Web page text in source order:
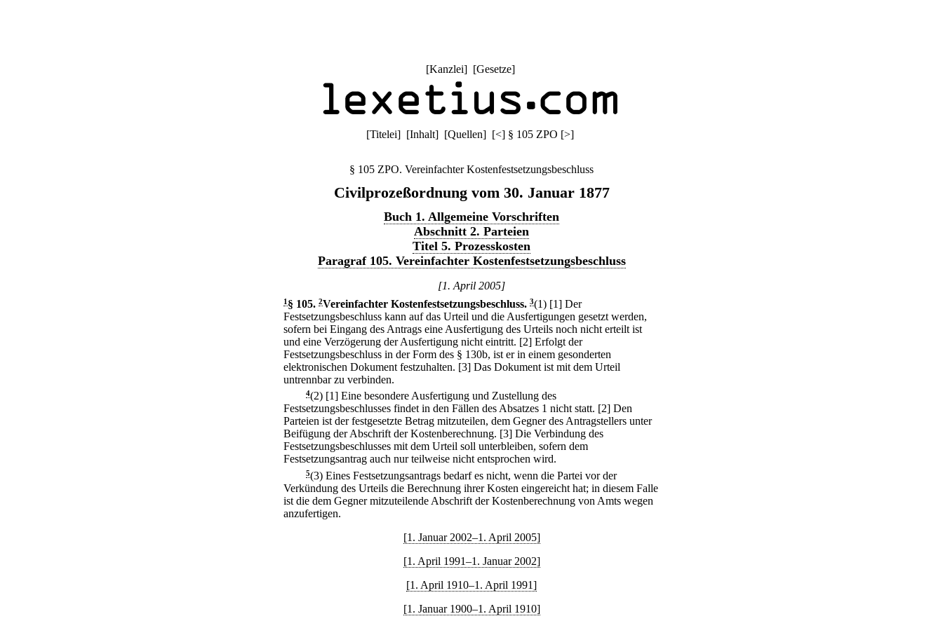
[Kanzlei] [Gesetze]
[Titelei] [Inhalt] [Quellen] [<] § 105 ZPO [>]
§ 105 ZPO. Vereinfachter Kostenfestsetzungsbeschluss
Civilprozeßordnung vom 30. Januar 1877
Buch 1. Allgemeine Vorschriften
Abschnitt 2. Parteien
Titel 5. Prozesskosten
Paragraf 105. Vereinfachter Kostenfestsetzungsbeschluss
[1. April 2005]
1 § 105. 2Vereinfachter Kostenfestsetzungsbeschluss. 3(1) [1] Der
Festsetzungsbeschluss kann auf das Urteil und die Ausfertigungen gesetzt werden,
sofern bei Eingang des Antrags eine Ausfertigung des Urteils noch nicht erteilt ist
und eine Verzögerung der Ausfertigung nicht eintritt. [2] Erfolgt der
Festsetzungsbeschluss in der Form des § 130b, ist er in einem gesonderten
elektronischen Dokument festzuhalten. [3] Das Dokument ist mit dem Urteil
untrennbar zu verbinden.
4(2) [1] Eine besondere Ausfertigung und Zustellung des
Festsetzungsbeschlusses findet in den Fällen des Absatzes 1 nicht statt. [2] Den
Parteien ist der festgesetzte Betrag mitzuteilen, dem Gegner des Antragstellers unter
Beifügung der Abschrift der Kostenberechnung. [3] Die Verbindung des
Festsetzungsbeschlusses mit dem Urteil soll unterbleiben, sofern dem
Festsetzungsantrag auch nur teilweise nicht entsprochen wird.
5(3) Eines Festsetzungsantrags bedarf es nicht, wenn die Partei vor der
Verkündung des Urteils die Berechnung ihrer Kosten eingereicht hat; in diesem Falle
ist die dem Gegner mitzuteilende Abschrift der Kostenberechnung von Amts wegen
anzufertigen.
[1. Januar 2002–1. April 2005]
[1. April 1991–1. Januar 2002]
[1. April 1910–1. April 1991]
[1. Januar 1900–1. April 1910]